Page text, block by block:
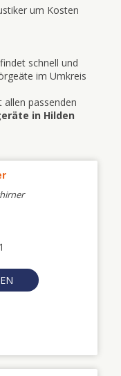
um Kosten
schnell und
im Umkreis
allen passenden
in Hilden
1